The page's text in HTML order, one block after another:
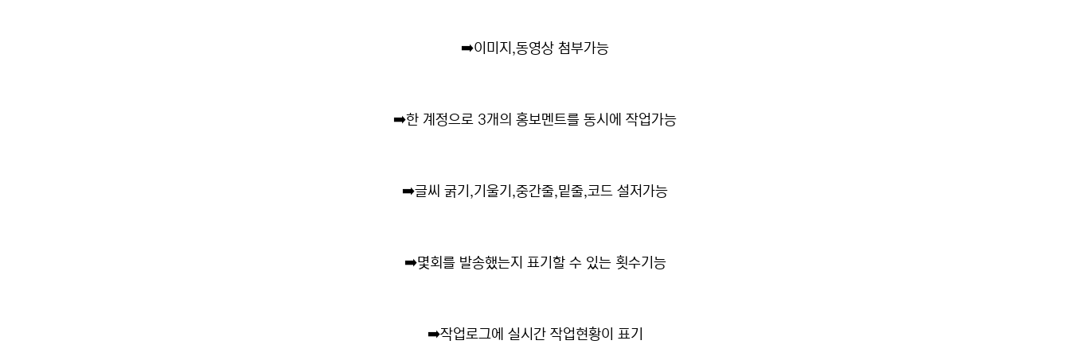
➡️이미지,동영상 첨부가능
➡️한 계정으로 3개의 홍보멘트를 동시에 작업가능
➡️글씨 굵기,기울기,중간줄,밑줄,코드 설저가능
➡️몇회를 발송했는지 표기할 수 있는 횟수기능
➡️작업로그에 실시간 작업현황이 표기